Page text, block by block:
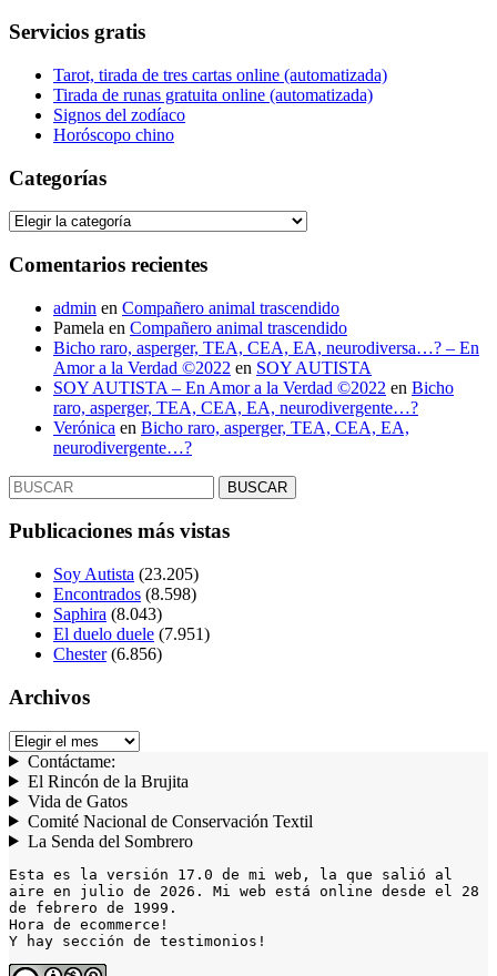
Servicios gratis
Tarot, tirada de tres cartas online (automatizada)
Tirada de runas gratuita online (automatizada)
Signos del zodíaco
Horóscopo chino
Categorías
Categorías
Comentarios recientes
admin en Compañero animal trascendido
Pamela en Compañero animal trascendido
Bicho raro, asperger, TEA, CEA, EA, neurodiversa…? – En
Amor a la Verdad ©2022 en SOY AUTISTA
SOY AUTISTA – En Amor a la Verdad ©2022 en Bicho
raro, asperger, TEA, CEA, EA, neurodivergente…?
Verónica en Bicho raro, asperger, TEA, CEA, EA,
neurodivergente…?
Buscar:
Publicaciones más vistas
Soy Autista (23.205)
Encontrados (8.598)
Saphira (8.043)
El duelo duele (7.951)
Chester (6.856)
Archivos
Archivos
Contáctame:
El Rincón de la Brujita
Vida de Gatos
Comité Nacional de Conservación Textil
La Senda del Sombrero
Esta es la versión 17.0 de mi web, la que salió al
aire en julio de 2026. Mi web está online desde el 28
de febrero de 1999.
Hora de ecommerce!
Y hay sección de testimonios!